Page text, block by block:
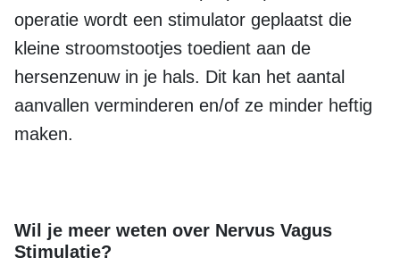
operatie wordt een stimulator geplaatst die
kleine stroomstootjes toedient aan de
hersenzenuw in je hals. Dit kan het aantal
aanvallen verminderen en/of ze minder heftig
maken.
Wil je meer weten over Nervus Vagus
Stimulatie?